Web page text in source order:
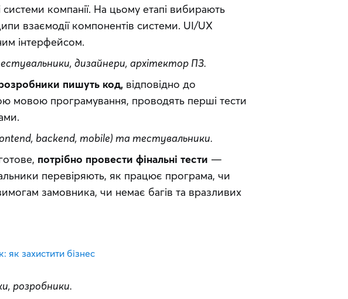
системи компанії. На цьому етапі вибирають
взаємодії компонентів системи. UI/UX
інтерфейсом.
дизайнери, архітектор ПЗ.
пишуть код, відповідно до
мовою програмування, проводять перші тести
backend, mobile) та тестувальники.
потрібно провести фінальні тести —
перевіряють, як працює програма, чи
замовника, чи немає багів та вразливих
як захистити бізнес
розробники.